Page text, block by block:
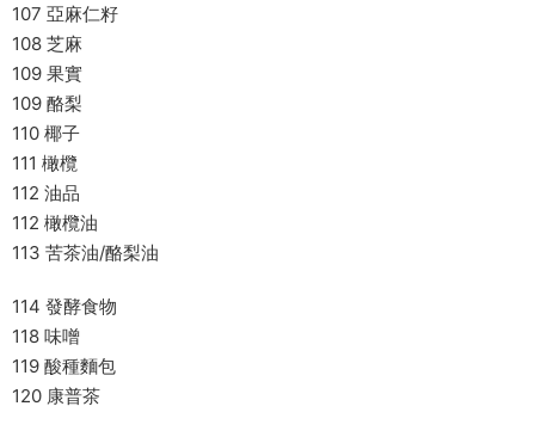
107 亞麻仁籽
108 芝麻
109 果實
109 酪梨
110 椰子
111 橄欖
112 油品
112 橄欖油
113 苦茶油/酪梨油
114 發酵食物
118 味噌
119 酸種麵包
120 康普茶